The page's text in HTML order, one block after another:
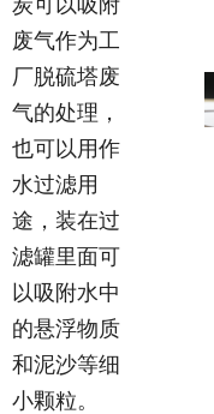
炭可以吸附
废气作为工
厂脱硫塔废
气的处理，
也可以用作
水过滤用
途，装在过
滤罐里面可
以吸附水中
的悬浮物质
和泥沙等细
小颗粒。